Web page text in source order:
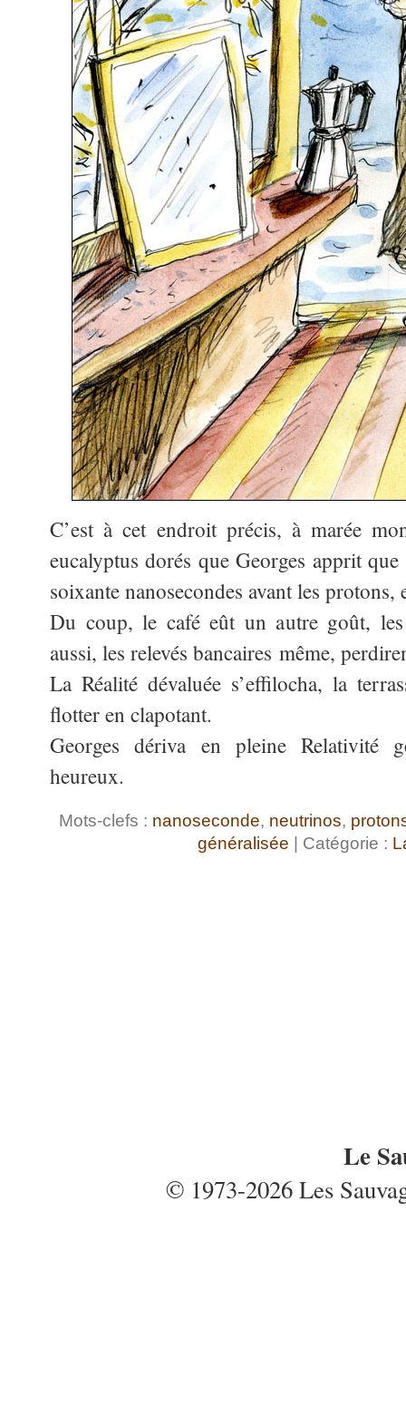
C’est à cet endroit précis, à marée
eucalyptus dorés que Georges apprit
soixante nanosecondes avant les
Du coup, le café eût un autre goût,
aussi, les relevés bancaires même,
La Réalité dévaluée s’effilocha, la
flotter en clapotant.
Georges dériva en pleine Relativité
heureux.
Mots-clefs : nanoseconde, neutrinos,
généralisée | Catégorie :
Le
© 1973-2026 Les